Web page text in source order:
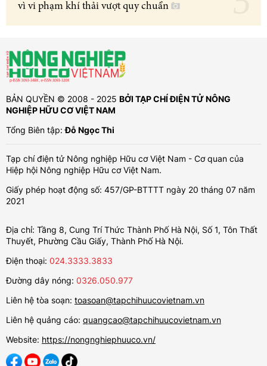
vì vi phạm khí thải vượt quy chuẩn
BẢN QUYỀN © 2008 - 2025 BỞI TẠP CHÍ ĐIỆN TỬ NÔNG
NGHIỆP HỮU CƠ VIỆT NAM
Tổng Biên tập:Đỗ Ngọc Thi
Tạp chí điện tử Nông nghiệp Hữu cơ Việt Nam - Cơ quan của
Hiệp hội Nông nghiệp Hữu cơ Việt Nam.
Giấy phép hoạt động số: 457/GP-BTTTT ngày 20 tháng 07 năm
2021
Địa chỉ: Tầng 8, Cung Trí Thức Thành Phố Hà Nội, Số 1, Tôn Thất
Thuyết, Phường Cầu Giấy, Thành Phố Hà Nội.
Điện thoại: 024.3333.3833
Đường dây nóng: 0326.050.977
Liên hệ tòa soạn: toasoan@tapchihuucovietnam.vn
Liên hệ quảng cáo: quangcao@tapchihuucovietnam.vn
Website: https://nongnghiephuuco.vn/